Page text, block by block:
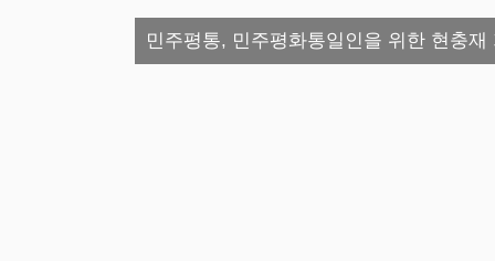
민주평통, 민주평화통일인을 위한 현충재